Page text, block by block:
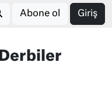
Abone ol Giriş